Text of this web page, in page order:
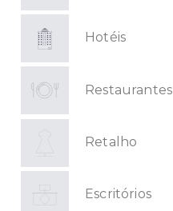
Hotéis
Restaurantes
Retalho
Escritórios